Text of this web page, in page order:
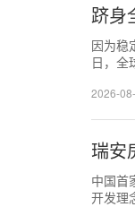
跻身
因为稳
日，全
2026-
瑞安
中国首
开发理